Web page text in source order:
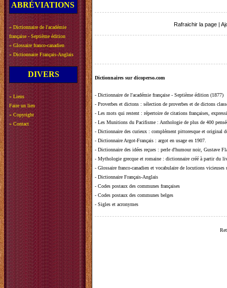
ABRÉVIATIONS
» Dictionnaire de l'académie
française - Septième édition
» Glossaire franco-canadien
» Dictionnaire Français-Anglais
DIVERS
» Liens
Faire un lien
» Copyright
» Contact
Rafraichir la page
Dictionnaires sur dicoperso.com
- Dictionnaire de l'académie française - Septième édition (1877)
- Proverbes et dictons : sélection de proverbes et de dictons
- Les mots qui restent : répertoire de citations françaises,
- Les Munitions du Pacifisme : Anthologie de plus de 400
- Dictionnaire des curieux : complément pittoresque et original
- Dictionnaire Argot-Français : argot en usage en 1907.
- Dictionnaire des idées reçues : perle d'humour noir, Gustave
- Mythologie grecque et romaine : dictionnaire créé à partir du
- Glossaire franco-canadien et vocabulaire de locutions vicieuses
- Dictionnaire Français-Anglais
- Codes postaux des communes françaises
- Codes postaux des communes belges
- Sigles et acronymes